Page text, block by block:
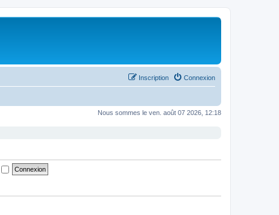
Connexion
Inscription
Nous sommes le ven. août 07 2026, 12:18